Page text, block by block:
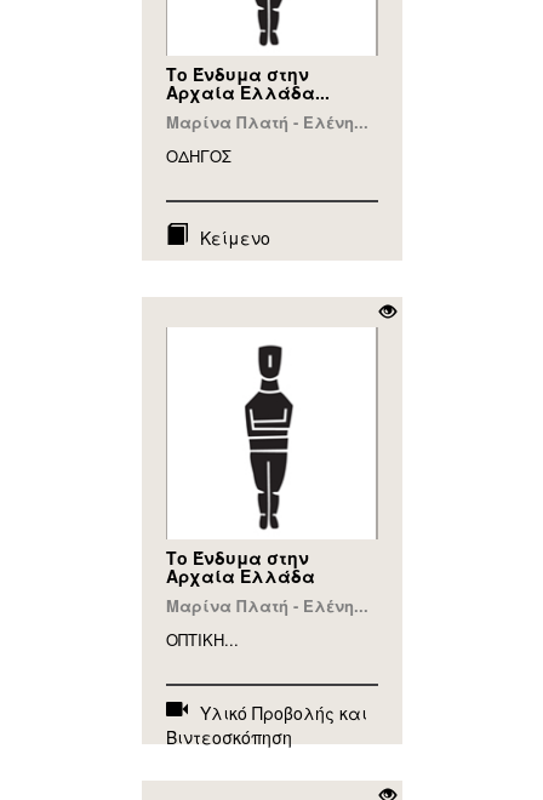
Το Ένδυμα στην
Αρχαία Ελλάδα...
Μαρίνα Πλατή - Ελένη...
ΟΔΗΓΟΣ
Κείμενο
Το Ένδυμα στην
Αρχαία Ελλάδα
Μαρίνα Πλατή - Ελένη...
ΟΠΤΙΚΗ...
Υλικό Προβολής και
Βιντεοσκόπηση